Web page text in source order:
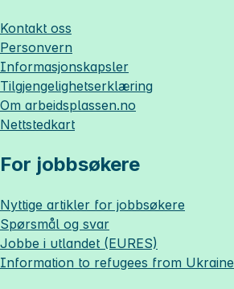
Kontakt oss
Personvern
Informasjonskapsler
Tilgjengelighetserklæring
Om arbeidsplassen.no
Nettstedkart
For jobbsøkere
Nyttige artikler for jobbsøkere
Spørsmål og svar
Jobbe i utlandet (EURES)
Information to refugees from Ukraine